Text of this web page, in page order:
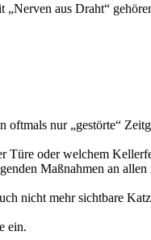
aus Draht“
nur „gestörte“
Türe oder welchem
Maßnahmen an
nicht mehr sichtbare
ein.